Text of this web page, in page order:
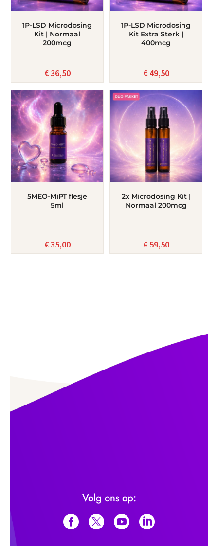
1P-LSD Microdosing
Kit | Normaal
200mcg
€36,50
1P-LSD Microdosing
Kit Extra Sterk |
400mcg
€49,50
5MEO-MiPT flesje
5ml
€35,00
2x Microdosing Kit |
Normaal 200mcg
€59,50
Volg ons op: